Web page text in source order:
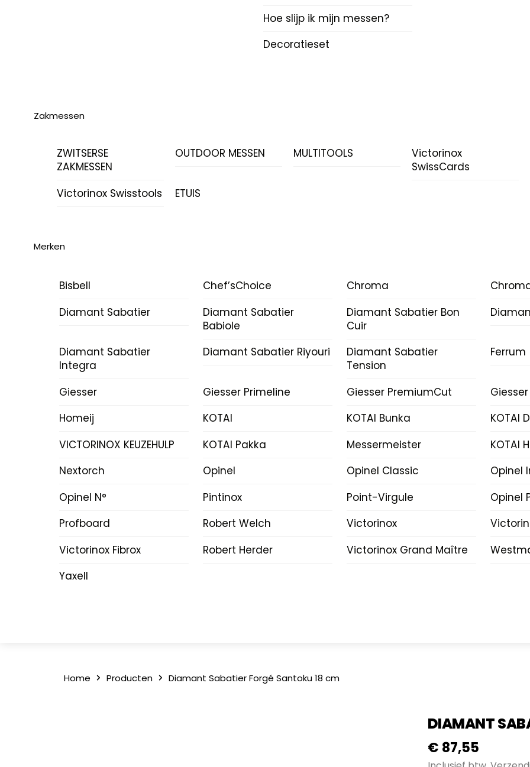
Hoe slijp ik mijn messen?
Decoratieset
Zakmessen
ZWITSERSE
ZAKMESSEN
OUTDOOR MESSEN MULTITOOLS
Victorinox
SwissCards
Victorinox Swisstools
ETUIS
Merken
Bisbell Chef’sChoice Chroma
Diamant Sabatier
Diamant Sabatier
Babiole
Diamant Sabatier Bon
Cuir
Diamant Sabatier
Integra
Diamant Sabatier Riyouri
Diamant Sabatier
Tension
Ferrum
Giesser Giesser Primeline Giesser PremiumCut
Homeij
KOTAI KOTAI Bunka
KOTAI
VICTORINOX KEUZEHULP
KOTAI Pakka Messermeister
KOTAI
Nextorch
Opinel Opinel Classic
Opinel
Opinel N°
Pintinox Point-Virgule
Opinel
Profboard
Robert Welch Victorinox
Victorinox Fibrox
Robert Herder Victorinox Grand Maître
Yaxell
Home Producten Diamant Sabatier Forgé Santoku 18 cm
DIAMANT
€ 87,55